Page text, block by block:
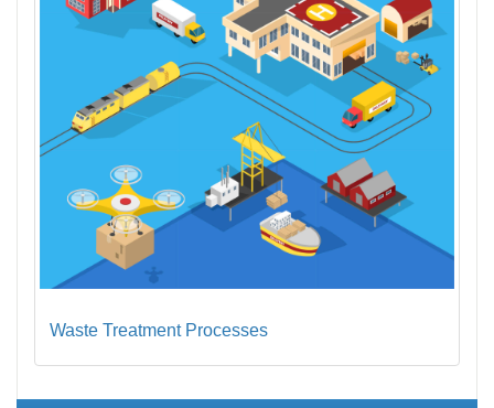
Waste Treatment Processes